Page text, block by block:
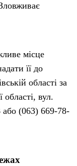
місце
її до
області за
області, вул.
(063) 669-78-